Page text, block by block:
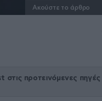
Ακούστε το άρθρο
στις προτεινόμενες